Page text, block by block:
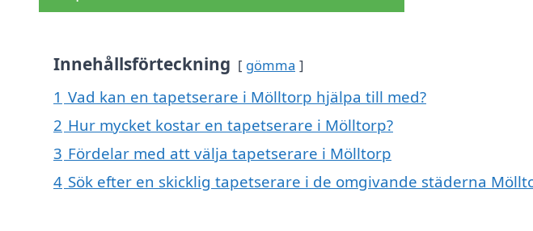
Innehållsförteckning gömma
1 Vad kan en tapetserare i Mölltorp hjälpa till med?
2 Hur mycket kostar en tapetserare i Mölltorp?
3 Fördelar med att välja tapetserare i Mölltorp
4 Sök efter en skicklig tapetserare i de omgivande städerna